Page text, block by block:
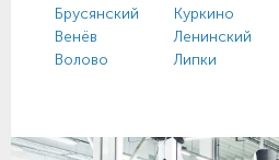
Брусянский
Венёв
Волово
Куркино
Ленинский
Липки